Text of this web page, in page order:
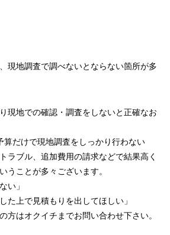
現地調査で調べないとならない箇所が多
現地での確認・調査をしないと正確なお
算だけで現地調査をしっかり行わない
ラブル、追加費用の請求などで結果高く
うことが多々ございます。
い」
た上で見積もりを出してほしい」
方はオクイチまでお問い合わせ下さい。